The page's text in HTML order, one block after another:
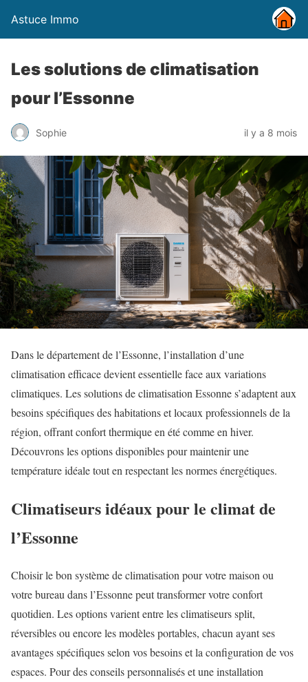
Astuce Immo
Les solutions de climatisation
pour l’Essonne
Sophie il y a 8 mois
Dans le département de l’Essonne, l’installation d’une
climatisation efficace devient essentielle face aux variations
climatiques. Les solutions de climatisation Essonne s’adaptent aux
besoins spécifiques des habitations et locaux professionnels de la
région, offrant confort thermique en été comme en hiver.
Découvrons les options disponibles pour maintenir une
température idéale tout en respectant les normes énergétiques.
Climatiseurs idéaux pour le climat de
l’Essonne
Choisir le bon système de climatisation pour votre maison ou
votre bureau dans l’Essonne peut transformer votre confort
quotidien. Les options varient entre les climatiseurs split,
réversibles ou encore les modèles portables, chacun ayant ses
avantages spécifiques selon vos besoins et la configuration de vos
espaces. Pour des conseils personnalisés et une installation